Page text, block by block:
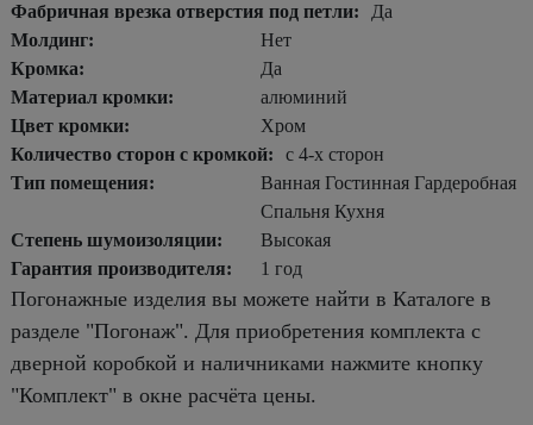
Фабричная врезка отверстия под петли:
Да
Молдинг:
Нет
Кромка:
Да
Материал кромки:
алюминий
Цвет кромки:
Хром
Количество сторон с кромкой:
с 4-х сторон
Тип помещения:
Ванная Гостинная Гардеробная
Спальня Кухня
Степень шумоизоляции:
Высокая
Гарантия производителя:
1 год
Погонажные изделия вы можете найти в Каталоге в
разделе "Погонаж". Для приобретения комплекта с
дверной коробкой и наличниками нажмите кнопку
"Комплект" в окне расчёта цены.